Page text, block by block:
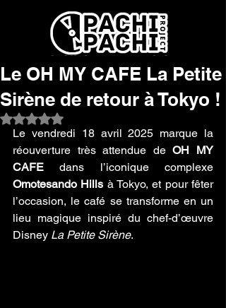
Le OH MY CAFE La Petite
Sirène de retour à Tokyo !
Noté NaN étoiles sur 5.
Le vendredi 18 avril 2025 marque la
réouverture très attendue de OH MY
CAFE
Omotesando Hills à Tokyo, et pour fêter
l’occasion, le café se transforme en un
lieu magique inspiré du chef-d’œuvre
Disney La Petite Sirène.